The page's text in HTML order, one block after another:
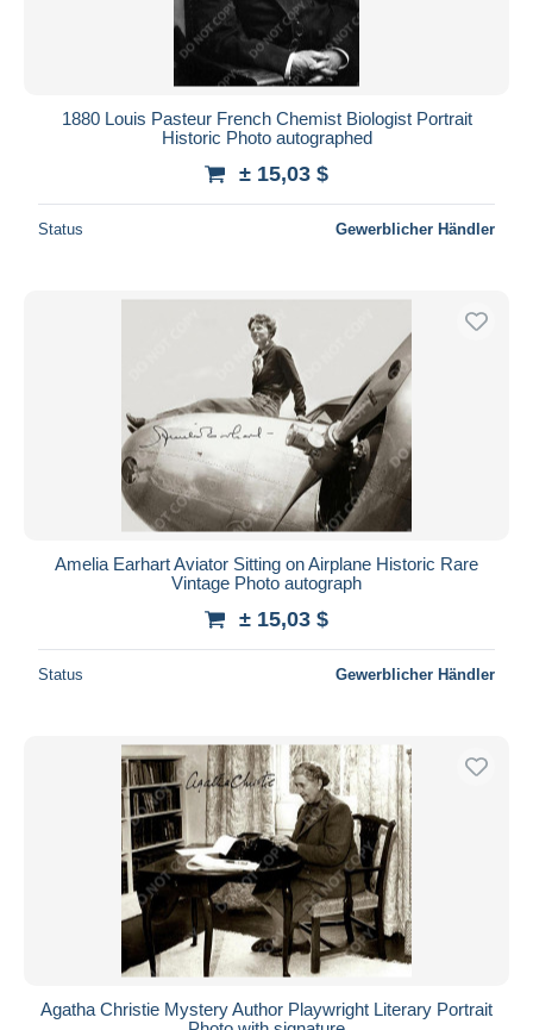
1880 Louis Pasteur French Chemist Biologist Portrait
Historic Photo autographed
± 15,03 $
Status Gewerblicher Händler
Amelia Earhart Aviator Sitting on Airplane Historic Rare
Vintage Photo autograph
± 15,03 $
Status Gewerblicher Händler
Agatha Christie Mystery Author Playwright Literary Portrait